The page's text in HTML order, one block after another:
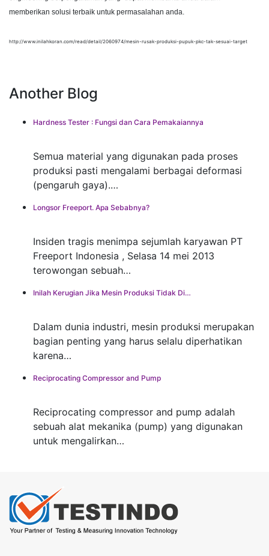
memberikan solusi terbaik untuk permasalahan anda.
http://www.inilahkoran.com/read/detail/2060974/mesin-rusak-produksi-pupuk-pkc-tak-sesuai-target
Another Blog
Hardness Tester : Fungsi dan Cara Pemakaiannya
Semua material yang digunakan pada proses
produksi pasti mengalami berbagai deformasi
(pengaruh gaya).…
Longsor Freeport. Apa Sebabnya?
Insiden tragis menimpa sejumlah karyawan PT
Freeport Indonesia , Selasa 14 mei 2013
terowongan sebuah…
Inilah Kerugian Jika Mesin Produksi Tidak Di…
Dalam dunia industri, mesin produksi merupakan
bagian penting yang harus selalu diperhatikan
karena…
Reciprocating Compressor and Pump
Reciprocating compressor and pump adalah
sebuah alat mekanika (pump) yang digunakan
untuk mengalirkan…